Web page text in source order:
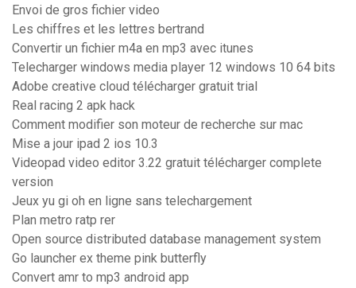
Envoi de gros fichier video
Les chiffres et les lettres bertrand
Convertir un fichier m4a en mp3 avec itunes
Telecharger windows media player 12 windows 10 64 bits
Adobe creative cloud télécharger gratuit trial
Real racing 2 apk hack
Comment modifier son moteur de recherche sur mac
Mise a jour ipad 2 ios 10.3
Videopad video editor 3.22 gratuit télécharger complete
version
Jeux yu gi oh en ligne sans telechargement
Plan metro ratp rer
Open source distributed database management system
Go launcher ex theme pink butterfly
Convert amr to mp3 android app